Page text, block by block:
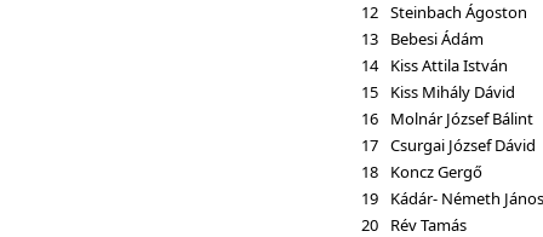
12 Steinbach Ágoston
13
Bebesi Ádám
14 Kiss Attila István
15
Kiss Mihály Dávid
16
Molnár József Bálint
17 Csurgai József Dávid
18
Koncz Gergő
19
Kádár- Németh János
20
Rév Tamás